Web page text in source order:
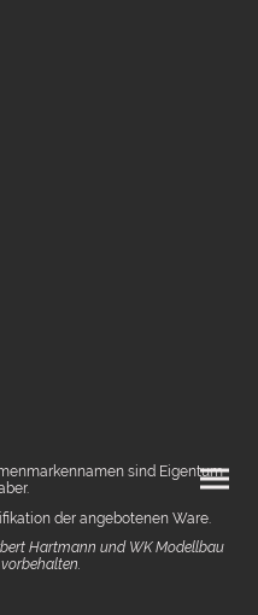
sind Eigentum
der angebotenen Ware.
Hartmann und WK Modellbau